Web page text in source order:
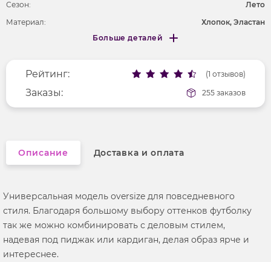
Сезон:
Лето
Материал:
Хлопок, Эластан
Фактура материала
гладкий
Длина рукава
короткие
Вырез горловины
округлый
Больше деталей
Меньше деталей
Рейтинг: (1 отзывов)
Заказы: 255 заказов
Описание Доставка и оплата
Универсальная модель oversize для повседневного
стиля. Благодаря большому выбору оттенков футболку
так же можно комбинировать с деловым стилем,
надевая под пиджак или кардиган, делая образ ярче и
интереснее.